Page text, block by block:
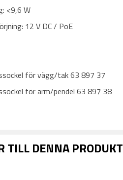
<9,6 W
12 V DC / PoE
för vägg/tak 63 897 37
för arm/pendel 63 897 38
TILL DENNA PRODUKT